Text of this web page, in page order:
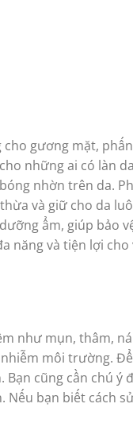
gương mặt,
những ai có làn
nhờn trên da.
và giữ cho da
ẩm, giúp bảo
năng và tiện lợi
như mụn, thâm,
môi trường.
cũng cần chú ý
Nếu bạn biết cách